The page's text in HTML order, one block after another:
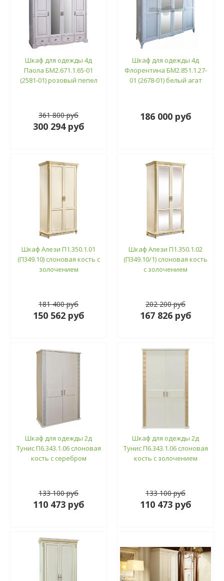
Шкаф для одежды 4д
Паола БМ2.671.1.65-01
(2581-01) розовый пепел
361 800 руб
300 294 руб
Шкаф для одежды 4д
Флорентина БМ2.851.1.27-
01 (2678-01) белый агат
186 000 руб
Шкаф Алези П1.350.1.01
(П349.10) слоновая кость с
золочением
181 400 руб
150 562 руб
Шкаф Алези П1.350.1.02
(П349.10/1) слоновая кость
с золочением
202 200 руб
167 826 руб
Шкаф для одежды 2д
Тунис П6.343.1.06 слоновая
кость с серебром
133 100 руб
110 473 руб
Шкаф для одежды 2д
Тунис П6.343.1.06 слоновая
кость с золочением
133 100 руб
110 473 руб